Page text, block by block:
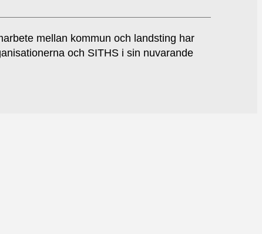
mellan kommun och landsting har
och SITHS i sin nuvarande